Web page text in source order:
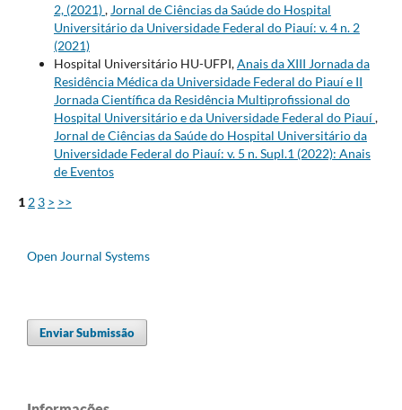
2, (2021), Jornal de Ciências da Saúde do Hospital
Universitário da Universidade Federal do Piauí: v. 4 n. 2
(2021)
Hospital Universitário HU-UFPI,Anais da XIII Jornada da
Residência Médica da Universidade Federal do Piauí e II
Jornada Científica da Residência Multiprofissional do
Hospital Universitário e da Universidade Federal do Piauí,
Jornal de Ciências da Saúde do Hospital Universitário da
Universidade Federal do Piauí: v. 5 n. Supl.1 (2022): Anais
de Eventos
1 2 3 > >>
Open Journal Systems
Enviar Submissão